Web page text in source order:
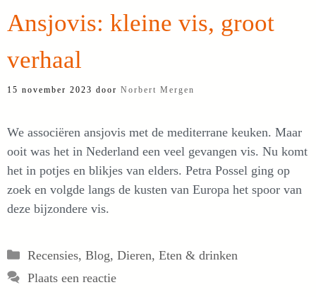
Ansjovis: kleine vis, groot
verhaal
15 november 2023 door Norbert Mergen
We associëren ansjovis met de mediterrane keuken. Maar
ooit was het in Nederland een veel gevangen vis. Nu komt
het in potjes en blikjes van elders. Petra Possel ging op
zoek en volgde langs de kusten van Europa het spoor van
deze bijzondere vis.
Categorieën
Recensies, Blog, Dieren, Eten & drinken
Plaats een reactie